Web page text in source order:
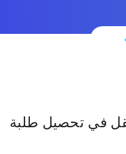
في تحصيل طلبة